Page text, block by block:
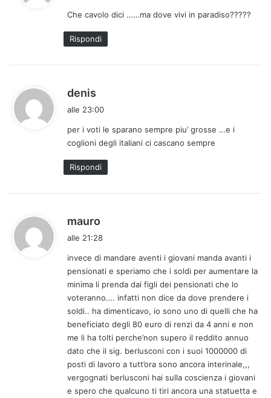
e
Che cavolo dici ……ma dove vivi in paradiso?????
Rispondi
denis
e
t
t
o
alle 23:00
per i voti le sparano sempre piu’ grosse …e i
coglioni degli italiani ci cascano sempre
Rispondi
mauro
e
t
t
o
:
alle 21:28
invece di mandare aventi i giovani manda avanti i
pensionati e speriamo che i soldi per aumentare la
minima li prenda dai figli dei pensionati che lo
voteranno…. infatti non dice da dove prendere i
soldi.. ha dimenticavo, io sono uno di quelli che ha
beneficiato degli 80 euro di renzi da 4 anni e non
me li ha tolti perche’non supero il reddito annuo
dato che il sig. berlusconi con i suoi 1000000 di
posti di lavoro a tutt’ora sono ancora interinale,,,
vergognati berlusconi hai sulla coscienza i giovani
e spero che qualcuno ti tiri ancora una statuetta e